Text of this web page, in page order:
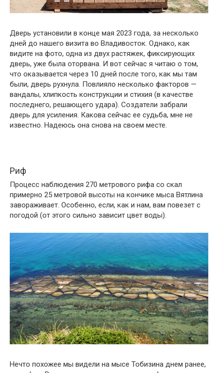
Дверь установили в конце мая 2023 года, за несколько
дней до нашего визита во Владивосток. Однако, как
видите на фото, одна из двух растяжек, фиксирующих
дверь, уже была оторвана. И вот сейчас я читаю о том,
что оказывается через 10 дней после того, как мы там
были, дверь рухнула. Повлияло несколько факторов —
вандалы, хлипкость конструкции и стихия (в качестве
последнего, решающего удара). Создатели забрали
дверь для усиления. Какова сейчас ее судьба, мне не
известно. Надеюсь она снова на своем месте.
Риф
Процесс наблюдения 270 метрового рифа со скал
примерно 25 метровой высоты на кончике мыса Вятлина
завораживает. Особенно, если, как и нам, вам повезет с
погодой (от этого сильно зависит цвет воды).
Нечто похожее мы видели на мысе Тобизина днем ранее,